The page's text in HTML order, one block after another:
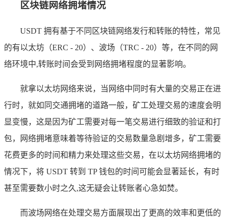
区块链网络拥堵情况
USDT 拥有基于不同区块链网络发行和转账的特性，常见
的有以太坊（ERC - 20）、波场（TRC - 20）等，在不同的网
络环境中,转账时间会受到网络拥堵程度的显著影响。
就拿以太坊网络来说，当网络中同时有大量的交易正在进
行时，就如同交通拥堵的道路一般，矿工处理交易的速度会明
显变慢，这是因为矿工需要对每一笔交易进行细致的验证和打
包，网络拥堵意味着等待验证的交易数量急剧增多，矿工需要
花费更多的时间和精力来处理这些交易，在以太坊网络拥堵的
情况下，将 USDT 转到 TP 钱包的时间可能会显著延长，有时
甚至需要数小时之久,这无疑会让转账者心急如焚。
而波场网络在处理交易方面展现出了更高的效率和更低的